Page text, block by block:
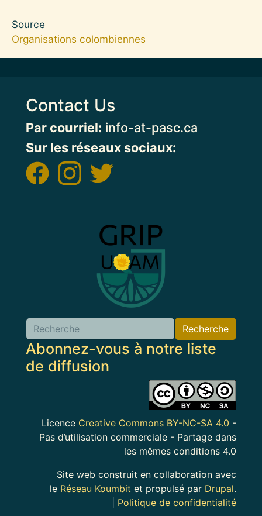
Source
Organisations colombiennes
Contact Us
Par courriel: info-at-pasc.ca
Sur les réseaux sociaux:
Recherche
Abonnez-vous à notre liste
de diffusion
Licence Creative Commons BY-NC-SA 4.0 -
Pas d’utilisation commerciale - Partage dans
les mêmes conditions 4.0
Site web construit en collaboration avec
le Réseau Koumbit et propulsé par Drupal.
Politique de confidentialité